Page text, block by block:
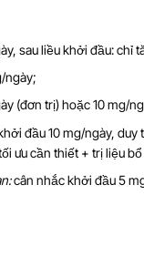
sau liều khởi đầu: chỉ
ngày;
(đơn trị) hoặc 10 mg/
đầu 10 mg/ngày, duy
ưu cần thiết + trị liệu
cân nhắc khởi đầu 5